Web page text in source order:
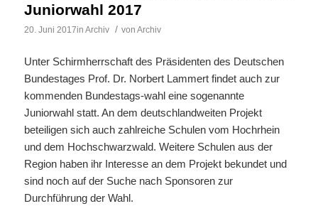
Juniorwahl 2017
20. Juni 2017in Archiv / von Archiv
Unter Schirmherrschaft des Präsidenten des Deutschen
Bundestages Prof. Dr. Norbert Lammert findet auch zur
kommenden Bundestags-wahl eine sogenannte
Juniorwahl statt. An dem deutschlandweiten Projekt
beteiligen sich auch zahlreiche Schulen vom Hochrhein
und dem Hochschwarzwald. Weitere Schulen aus der
Region haben ihr Interesse an dem Projekt bekundet und
sind noch auf der Suche nach Sponsoren zur
Durchführung der Wahl.